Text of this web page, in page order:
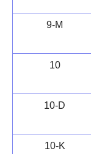
9-M
10
10-D
10-K